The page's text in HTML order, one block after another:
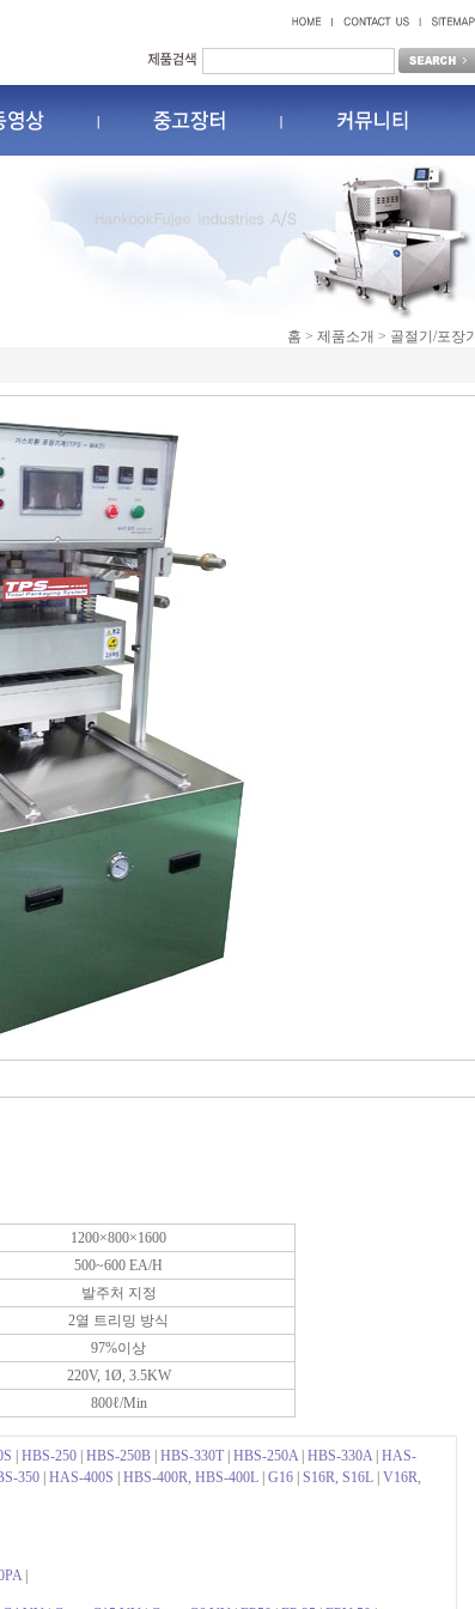
홈 > 제품소개 > 골절기/포장기
1200×800×1600
500~600 EA/H
발주처 지정
2열 트리밍 방식
97%이상
220V, 1Ø, 3.5KW
800ℓ/Min
HBS-250| HBS-250B| HBS-330T| HBS-250A| HBS-330A| HAS-
350| HAS-400S HBS-400R, HBS-400L| G16| S16R, S16L| V16R,
|